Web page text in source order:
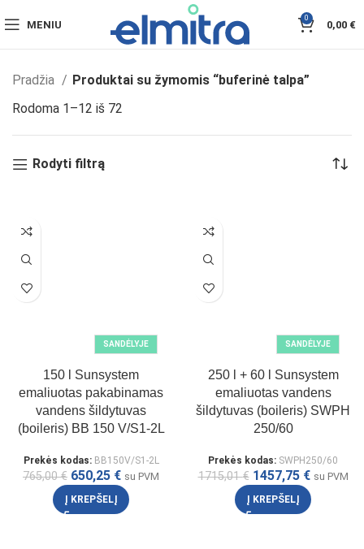
MENIU
0
0,00 €
Pradžia
Produktai su žymomis “buferinė talpa”
Rodoma 1–12 iš 72
Rodyti filtrą
SANDĖLYJE
150 l Sunsystem
emaliuotas pakabinamas
vandens šildytuvas
(boileris) BB 150 V/S1-2L
Prekės kodas: BB150V/S1-2L
765,00€ 650,25 € su PVM
Į KREPŠELĮ
SANDĖLYJE
250 l + 60 l Sunsystem
emaliuotas vandens
šildytuvas (boileris) SWPH
250/60
Prekės kodas: SWPH250/60
1715,01€ 1457,75 € su PVM
Į KREPŠELĮ